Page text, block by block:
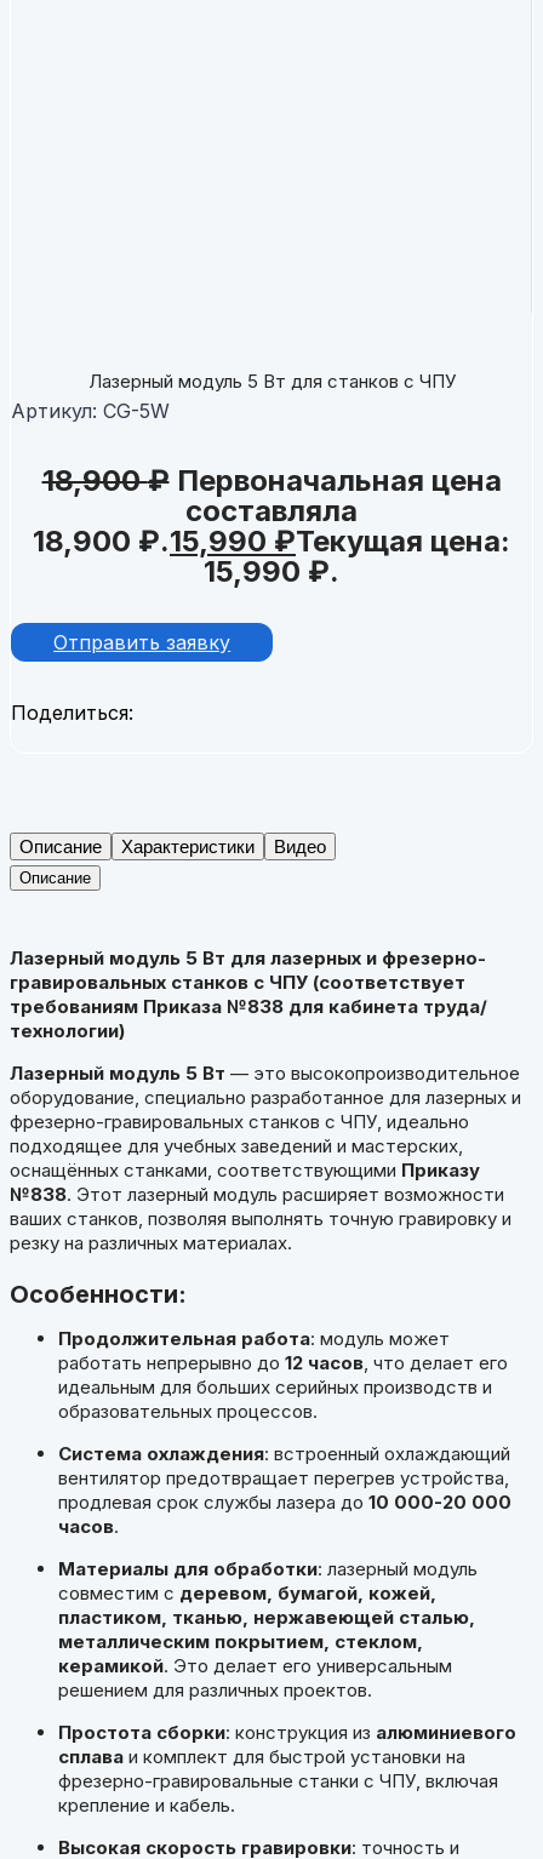
Лазерный модуль 5 Вт для станков с ЧПУ
Артикул: CG-5W
18,900₽ Первоначальная цена
составляла
18,900 ₽.15,990 ₽Текущая цена:
15,990 ₽.
Отправить заявку
Поделиться:
Описание Характеристики Видео
Описание
Лазерный модуль 5 Вт для лазерных и фрезерно-
гравировальных станков с ЧПУ (соответствует
требованиям Приказа №838 для кабинета труда/
технологии)
Лазерный модуль 5 Вт — это высокопроизводительное
оборудование, специально разработанное для лазерных и
фрезерно-гравировальных станков с ЧПУ, идеально
подходящее для учебных заведений и мастерских,
оснащённых станками, соответствующими Приказу
№838. Этот лазерный модуль расширяет возможности
ваших станков, позволяя выполнять точную гравировку и
резку на различных материалах.
Особенности:
Продолжительная работа: модуль может
работать непрерывно до 12 часов, что делает его
идеальным для больших серийных производств и
образовательных процессов.
Система охлаждения: встроенный охлаждающий
вентилятор предотвращает перегрев устройства,
продлевая срок службы лазера до 10 000-20 000
часов.
Материалы для обработки: лазерный модуль
совместим с деревом, бумагой, кожей,
пластиком, тканью, нержавеющей сталью,
металлическим покрытием, стеклом,
керамикой. Это делает его универсальным
решением для различных проектов.
Простота сборки: конструкция из алюминиевого
сплава и комплект для быстрой установки на
фрезерно-гравировальные станки с ЧПУ, включая
крепление и кабель.
Высокая скорость гравировки: точность и